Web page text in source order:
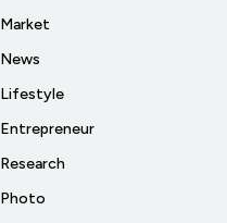
Market
News
Lifestyle
Entrepreneur
Research
Photo